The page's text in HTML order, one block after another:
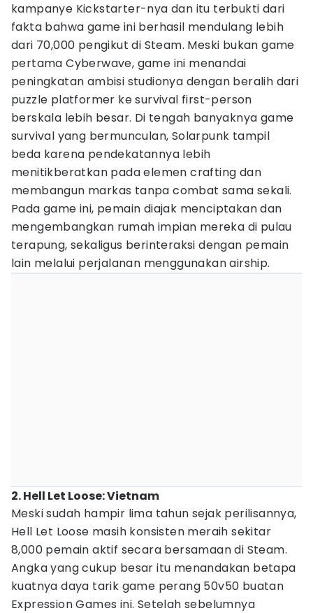
kampanye Kickstarter-nya dan itu terbukti dari
fakta bahwa game ini berhasil mendulang lebih
dari 70,000 pengikut di Steam. Meski bukan game
pertama Cyberwave, game ini menandai
peningkatan ambisi studionya dengan beralih dari
puzzle platformer ke survival first-person
berskala lebih besar. Di tengah banyaknya game
survival yang bermunculan, Solarpunk tampil
beda karena pendekatannya lebih
menitikberatkan pada elemen crafting dan
membangun markas tanpa combat sama sekali.
Pada game ini, pemain diajak menciptakan dan
mengembangkan rumah impian mereka di pulau
terapung, sekaligus berinteraksi dengan pemain
lain melalui perjalanan menggunakan airship.
2. Hell Let Loose: Vietnam
Meski sudah hampir lima tahun sejak perilisannya,
Hell Let Loose masih konsisten meraih sekitar
8,000 pemain aktif secara bersamaan di Steam.
Angka yang cukup besar itu menandakan betapa
kuatnya daya tarik game perang 50v50 buatan
Expression Games ini. Setelah sebelumnya